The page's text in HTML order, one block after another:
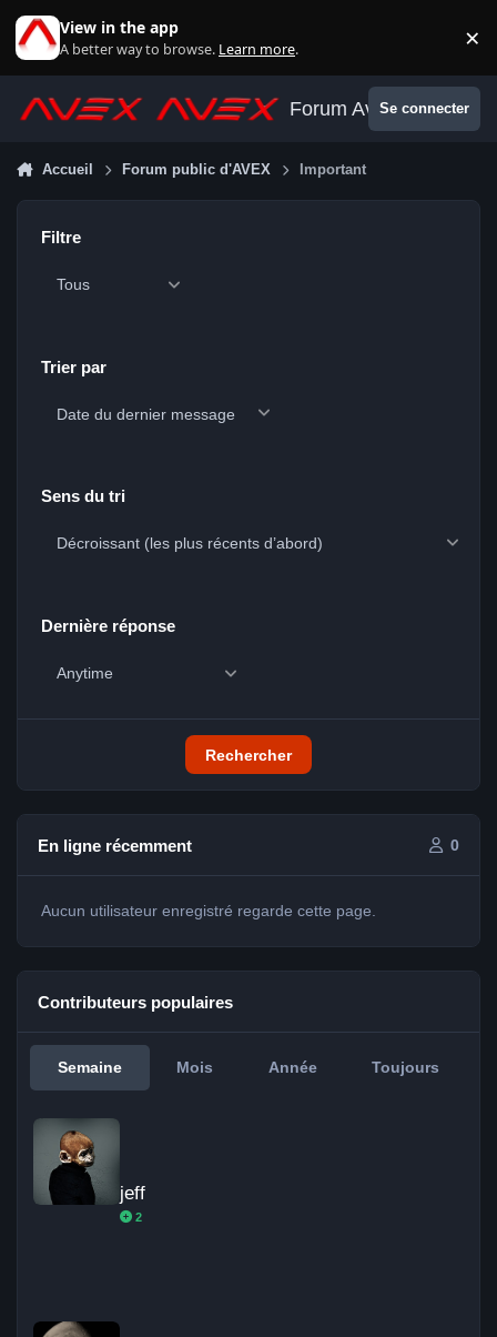
View in the app
A better way to browse. Learn more. ×
Forum AvexSe connecter
Accueil Forum public d'AVEX Important
Filtre
Trier par
Sens du tri
Dernière réponse
Rechercher
En ligne récemment 0
Aucun utilisateur enregistré regarde cette page.
Contributeurs populaires
Semaine Mois Année Toujours
jeff
2